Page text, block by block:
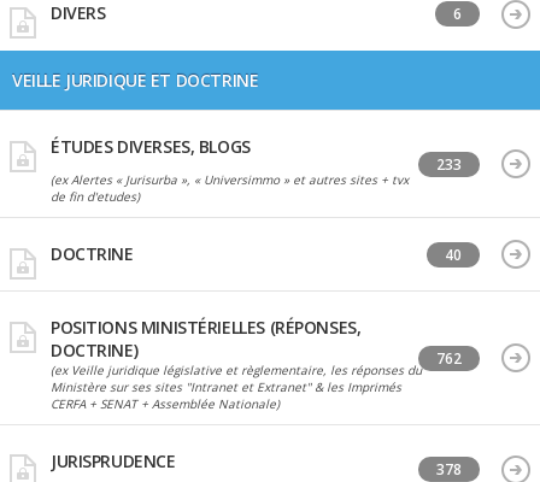
DIVERS 6
VEILLE JURIDIQUE ET DOCTRINE
ÉTUDES DIVERSES, BLOGS
(ex Alertes « Jurisurba », « Universimmo » et autres sites + tvx
de fin d'etudes)
233
DOCTRINE 40
POSITIONS MINISTÉRIELLES (RÉPONSES,
DOCTRINE)
(ex Veille juridique législative et règlementaire, les réponses du
Ministère sur ses sites "Intranet et Extranet" & les Imprimés
CERFA + SENAT + Assemblée Nationale)
762
JURISPRUDENCE 378